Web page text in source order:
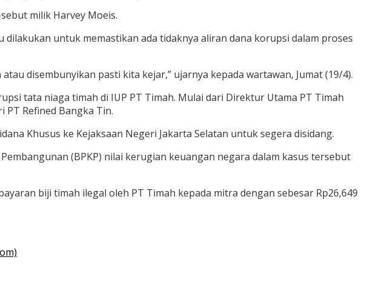
milik Harvey Moeis.
untuk memastikan ada tidaknya aliran dana korupsi dalam proses
disembunyikan pasti kita kejar,” ujarnya kepada wartawan, Jumat (19/4).
tata niaga timah di IUP PT Timah. Mulai dari Direktur Utama PT Timah
PT Refined Bangka Tin.
Khusus ke Kejaksaan Negeri Jakarta Selatan untuk segera disidang.
(BPKP) nilai kerugian keuangan negara dalam kasus tersebut
biji timah ilegal oleh PT Timah kepada mitra dengan sebesar Rp26,649